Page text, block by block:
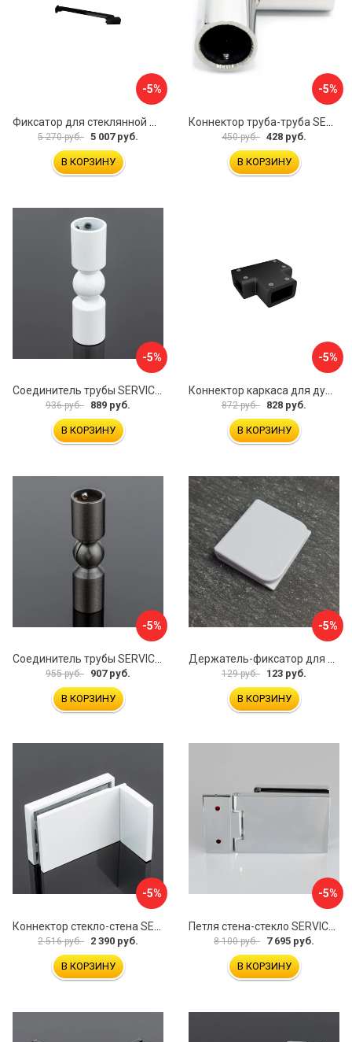
-5%
5 270 руб. 5 007 руб.
В КОРЗИНУ
-5%
450 руб. 428 руб.
В КОРЗИНУ
-5%
936 руб. 889 руб.
В КОРЗИНУ
-5%
872 руб. 828 руб.
В КОРЗИНУ
-5%
955 руб. 907 руб.
В КОРЗИНУ
-5%
129 руб. 123 руб.
В КОРЗИНУ
-5%
Коннектор стекло-стена SERVICE PLUS K02-203WM/sus304
2 516 руб. 2 390 руб.
В КОРЗИНУ
-5%
Петля стена-стекло SERVICE PLUS P03-101CR/brass
8 100 руб. 7 695 руб.
В КОРЗИНУ